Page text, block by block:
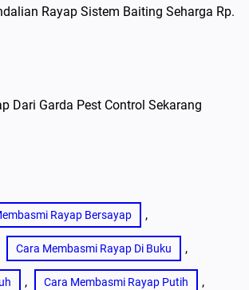
Rayap Sistem Baiting Seharga Rp.
Dari Garda Pest Control Sekarang
Rayap Bersayap ,
Cara Membasmi Rayap Di Buku ,
, Cara Membasmi Rayap Putih ,